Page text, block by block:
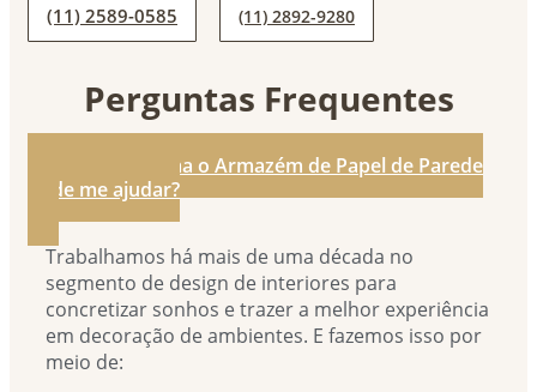
(11) 2589-0585 (11) 2892-9280
Perguntas Frequentes
1. De que forma o Armazém de Papel de Parede
pode me ajudar?
Trabalhamos há mais de uma década no
segmento de design de interiores para
concretizar sonhos e trazer a melhor experiência
em decoração de ambientes. E fazemos isso por
meio de: